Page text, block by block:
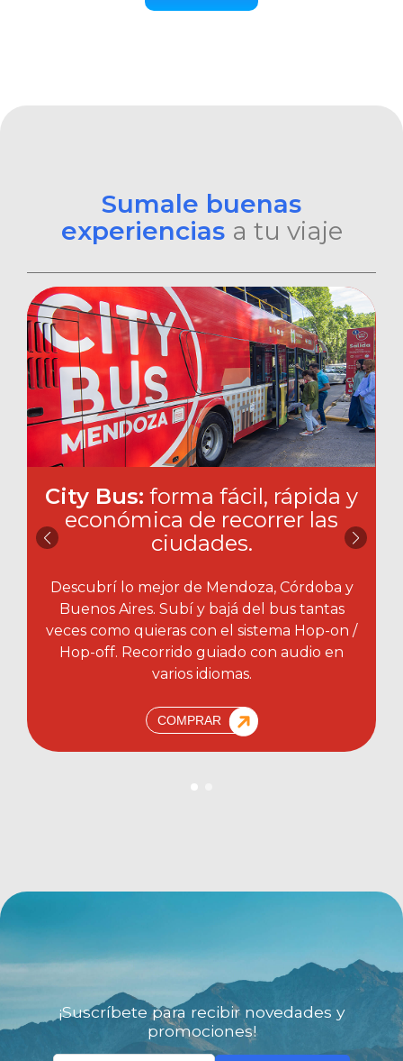
Sumale buenas
experiencias a tu viaje
City Bus: forma fácil, rápida y
económica de recorrer las
ciudades.​
Descubrí lo mejor de Mendoza, Córdoba y
Buenos Aires. Subí y bajá del bus tantas
veces como quieras con el sistema Hop-on /
Hop-off. Recorrido guiado con audio en
varios idiomas.
COMPRAR
¡Suscríbete para recibir novedades y
promociones!